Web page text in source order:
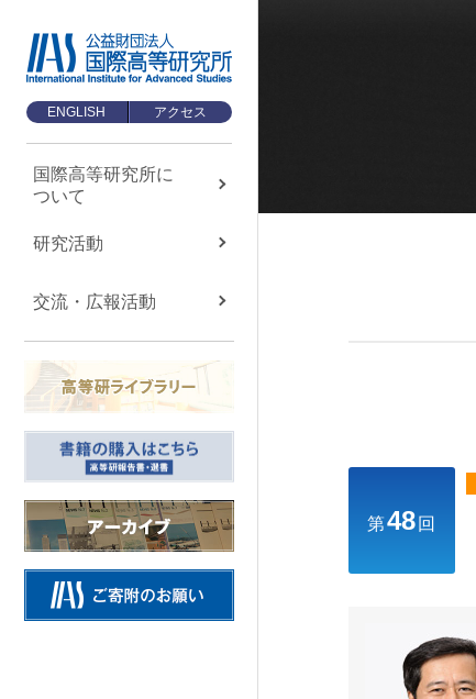
ENGLISH アクセス
国際高等研究所に
ついて
研究活動
交流・広報活動
国際高等研究所に
ついて
TOP
基本理念・ミッション
設立経緯・歩み
組織・運営について
情報公開 第48 回